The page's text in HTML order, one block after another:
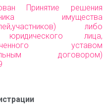
Принятие решения
имущества
либо
лица,
уставом
договором)